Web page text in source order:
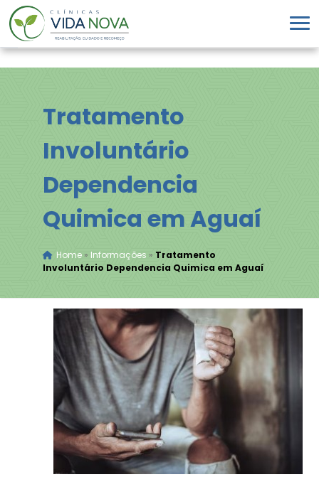
Tratamento
Involuntário
Dependencia
Quimica em Aguaí
Home» Informações » Tratamento
Involuntário Dependencia Quimica em Aguaí